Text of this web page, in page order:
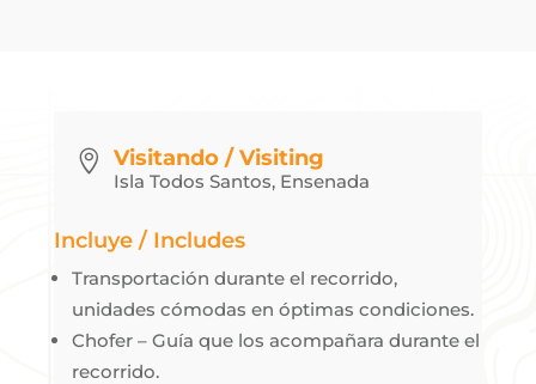
 Visitando / Visiting
Isla Todos Santos, Ensenada
Incluye / Includes
Transportación durante el recorrido,
unidades cómodas en óptimas condiciones.
Chofer – Guía que los acompañara durante el
recorrido.